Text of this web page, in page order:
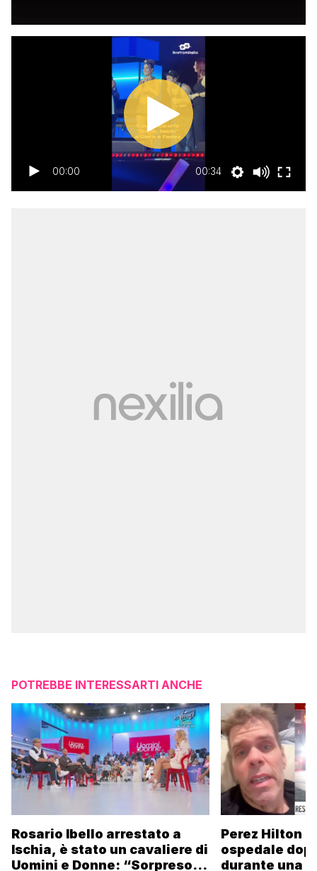
00:00 00:34
POTREBBE INTERESSARTI ANCHE
Rosario Ibello arrestato a
Ischia, è stato un cavaliere di
Uomini e Donne: “Sorpreso di
Perez Hilton
ospedale
durante una